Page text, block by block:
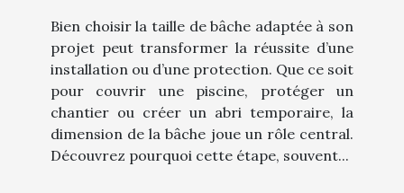
Bien choisir la taille de bâche adaptée à son
projet peut transformer la réussite d’une
installation ou d’une protection. Que ce soit
pour couvrir une piscine, protéger un
chantier ou créer un abri temporaire, la
dimension de la bâche joue un rôle central.
Découvrez pourquoi cette étape, souvent...